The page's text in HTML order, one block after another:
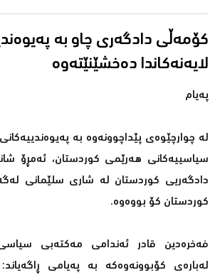
كۆمەڵی دادگەری چاو بە
لایەنەكاندا دەخشێنێتەوە
پەیام
لە چوارچێوەی پێداچوونەوە بە
سیاسییەكانی هەرێمی كوردستان، ئەمڕۆ
دادگەریی كوردستان لە شاری سلێمانی
كوردستان كۆ بووەوە.
فەخرەدین قادر ئەندامی مەكتەبی
لەبارەی كۆبوونەوەكە بە پەیامی